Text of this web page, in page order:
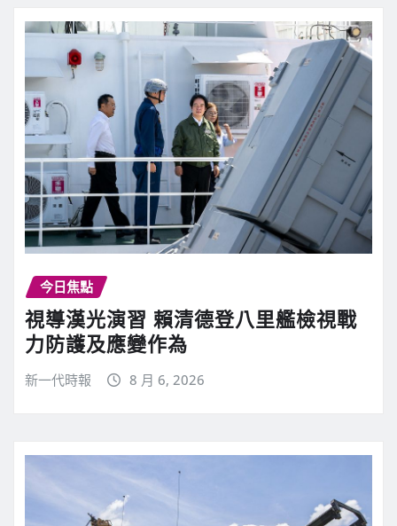
今日焦點
視導漢光演習 賴清德登八里艦檢視戰
力防護及應變作為
新一代時報 8 月 6, 2026